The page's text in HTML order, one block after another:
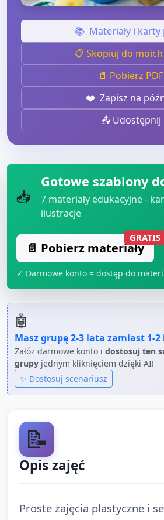
📚 Materiały i karty
📋 Skopiuj do moich
📄 Pobierz PDF
❤️ Zapisz na
📤 Udostępnij
📥
Gotowe szablony
7 materiały edukacyjne -
ilustracje
📄 Pobierz materiały
GRATIS
✓ Darmowe konto = dostęp do
🤖
Masz grupę2-3 lata zamiast 1-
Załóż darmowe konto i dostosuj ten
grupy jednym kliknięciem dzięki AI!
✨ Dostosuj scenariusz
📝
Opis zajęć
Proste zajęcia plastyczne i